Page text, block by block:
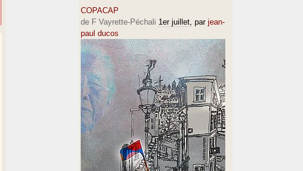
COPACAP
de F Vayrette-Péchali 1er juillet, par jean-
paul ducos